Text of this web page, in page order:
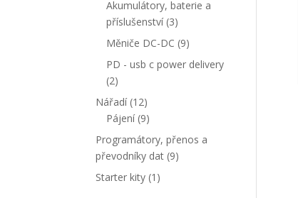
produktů
Akumulátory, baterie a
příslušenství 33
produkty
Měniče DC-DC 99
produktů
PD - usb c power delivery
22
produkty
Nářadí 1212
produktů
Pájení 99
produktů
Programátory, přenos a
převodníky dat 99
Starter kity 1 1